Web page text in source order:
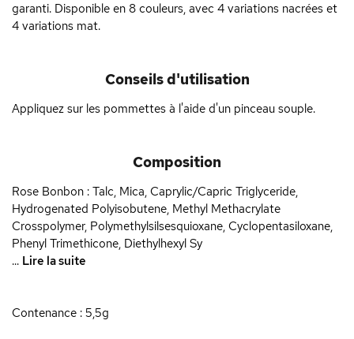
garanti. Disponible en 8 couleurs, avec 4 variations nacrées et
4 variations mat.
Conseils d'utilisation
Appliquez sur les pommettes à l'aide d'un pinceau souple.
Composition
Rose Bonbon : Talc, Mica, Caprylic/Capric Triglyceride,
Hydrogenated Polyisobutene, Methyl Methacrylate
Crosspolymer, Polymethylsilsesquioxane, Cyclopentasiloxane,
Phenyl Trimethicone, Diethylhexyl Sy
... Lire la suite
Contenance : 5,5g